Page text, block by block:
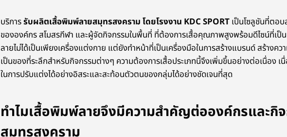
บริการรับผลิตเสื้อพิมพ์ลายสมุทรสงคราม โดยโรงงาน KDC SPORTเป็นโซลูชันที่ตอ
ขององค์กร สโมสรกีฬา และผู้จัดกิจกรรมในพื้นที่ ที่ต้องการเสื้อคุณภาพสูงพร้อมดีไซน์ที่เ
ลายไม่ได้เป็นเพียงเครื่องแต่งกาย แต่ยังทำหน้าที่เป็นเครื่องมือในการสร้างแบรนด์ สร้างคว
เป็นของที่ระลึกสำหรับกิจกรรมต่างๆ ความต้องการเสื้อประเภทนี้จึงเพิ่มขึ้นอย่างต่อเนื่อง เ
ในการปรับแต่งได้อย่างอิสระและสะท้อนตัวตนของกลุ่มได้อย่างชัดเจนที่สุด
ทำไมเสื้อพิมพ์ลายจึงมีความสำคัญต่อองค์กรและกิ
สมุทรสงคราม